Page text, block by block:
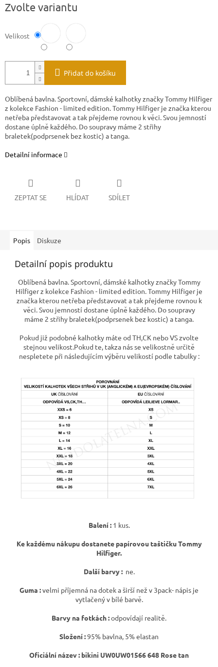
cena:
Zvolte variantu
Velikost
Přidat do košíku
Oblíbená bavlna. Sportovní, dámské kalhotky značky Tommy Hilfiger
z kolekce Fashion - limited edition. Tommy Hilfiger je značka kterou
netřeba představovat a tak přejdeme rovnou k věci. Svou jemností
dostane úplně každého. Do soupravy máme 2 střihy
braletek(podprsenek bez kostic) a tanga.
Detailní informace
ZEPTAT SE HLÍDAT SDÍLET
Popis Diskuze
Detailní popis produktu
Oblíbená bavlna. Sportovní, dámské kalhotky značky Tommy
Hilfiger z kolekce Fashion - limited edition. Tommy Hilfiger je
značka kterou netřeba představovat a tak přejdeme rovnou k
věci. Svou jemností dostane úplně každého. Do soupravy
máme 2 střihy braletek(podprsenek bez kostic) a tanga.
Pokud již podobné kalhotky máte od TH,CK nebo VS zvolte
stejnou velikost.Pokud te, takza nás se velikostně určitě
nespletete při následujícím výběru velikostí podle tabulky :
Balení :1 kus.
Ke každému nákupu dostanete papírovou taštičku Tommy
Hilfiger.
Další barvy :ne.
Guma :velmi příjemná na dotek a širší než v 3pack- nápis je
vytlačený v bílé barvě.
Barvy na fotkách :odpovídají realitě.
Složení :95% bavlna, 5% elastan
Oficiální název : bikini UW0UW01566 648 Rose tan